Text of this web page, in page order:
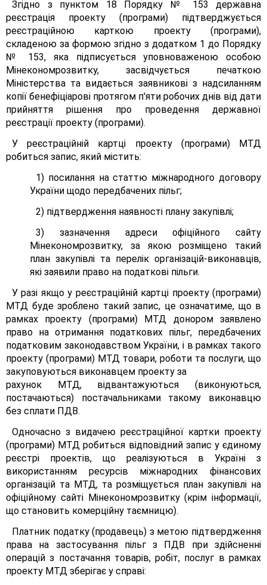
Згідно з пунктом 18 Порядку № 153 державна
реєстрація проекту (програми) підтверджується
реєстраційною карткою проекту (програми),
складеною за формою згідно з додатком 1 до Порядку
№ 153, яка підписується уповноваженою особою
Мінекономрозвитку, засвідчується печаткою
Міністерства та видається заявникові з надсиланням
копії бенефіціарові протягом п'яти робочих днів від дати
прийняття рішення про проведення державної
реєстрації проекту (програми).
У реєстраційній картці проекту (програми) МТД
робиться запис, який містить:
1) посилання на статтю міжнародного договору
України щодо передбачених пільг;
2) підтвердження наявності плану закупівлі;
3) зазначення адреси офіційного сайту
Мінекономрозвитку, за якою розміщено такий
план закупівлі та перелік організацій-виконавців,
які заявили право на податкові пільги.
У разі якщо у реєстраційній картці проекту (програми)
МТД буде зроблено такий запис, це означатиме, що в
рамках проекту (програми) МТД донором заявлено
право на отримання податкових пільг, передбачених
податковим законодавством України, і в рамках такого
проекту (програми) МТД товари, роботи та послуги, що
закуповуються виконавцем проекту за
рахунок МТД, відвантажуються (виконуються,
постачаються) постачальниками такому виконавцю
без сплати ПДВ.
Одночасно з видачею реєстраційної картки проекту
(програми) МТД робиться відповідний запис у єдиному
реєстрі проектів, що реалізуються в Україні з
використанням ресурсів міжнародних фінансових
організацій та МТД, та розміщується план закупівлі на
офіційному сайті Мінекономрозвитку (крім інформації,
що становить комерційну таємницю).
Платник податку (продавець) з метою підтвердження
права на застосування пільг з ПДВ при здійсненні
операцій з постачання товарів, робіт, послуг в рамках
проекту МТД зберігає у справі: